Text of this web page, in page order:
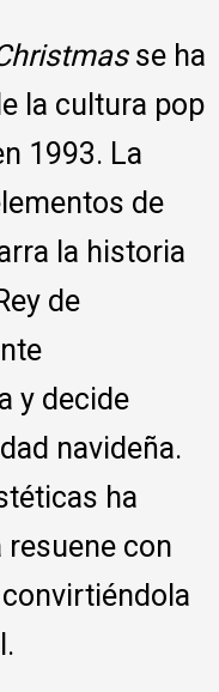
se ha
la cultura pop
1993. La
de
la historia
de
y decide
navideña.
ha
resuene con